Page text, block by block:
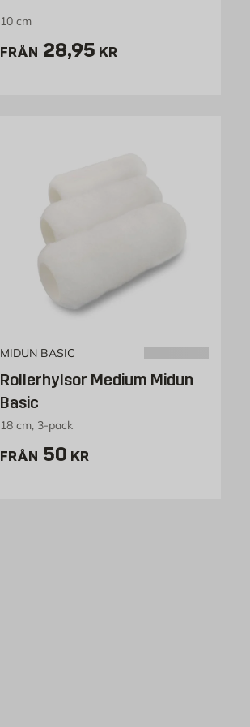
10 cm
FRÅN Pris 28.95 kr
28,95 KR
MIDUN BASIC
Rollerhylsor Medium Midun
Basic
18 cm, 3-pack
FRÅN Pris 50 kr
50 KR